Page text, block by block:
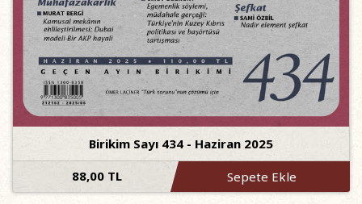
Birikim Sayı 434 - Haziran 2025
88,00 TL
Sepete Ekle